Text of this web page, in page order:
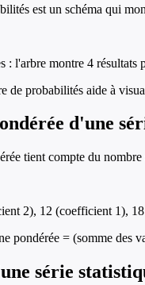
est un schéma qui
: l'arbre montre 4 résultats
de probabilités aide à
d'une
tient compte du
2), 12 (coefficient 1),
pondérée = (somme des
série